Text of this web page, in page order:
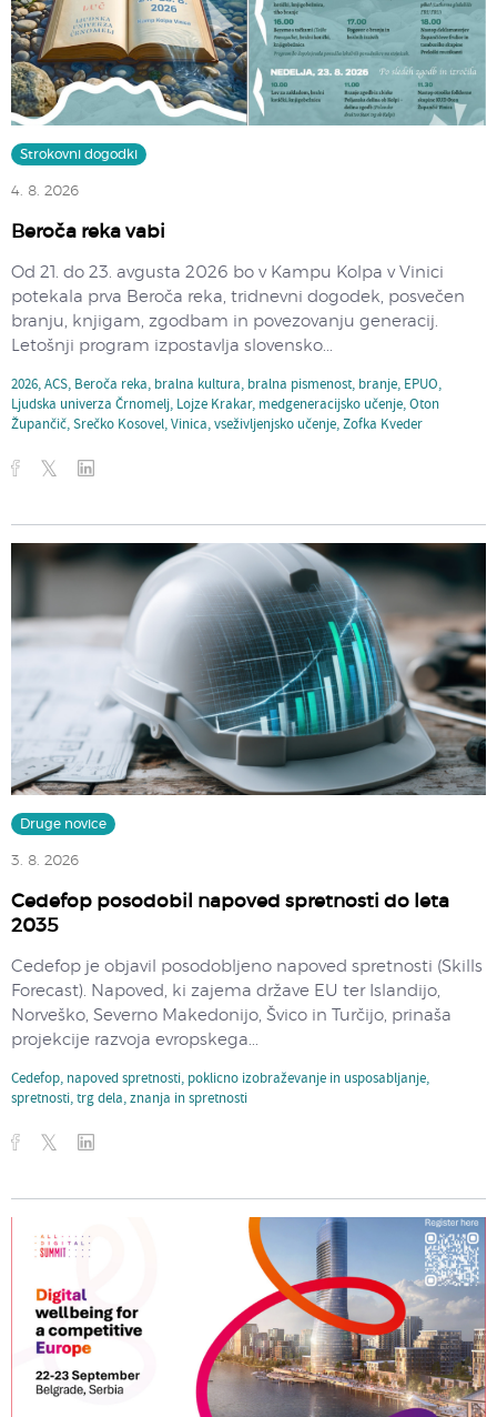
Strokovni dogodki
4. 8. 2026
Beroča reka vabi
Od 21. do 23. avgusta 2026 bo v Kampu Kolpa v Vinici
potekala prva Beroča reka, tridnevni dogodek, posvečen
branju, knjigam, zgodbam in povezovanju generacij.
Letošnji program izpostavlja slovensko...
2026,ACS, Beroča reka, bralna kultura, bralna pismenost, branje, EPUO,
Ljudska univerza Črnomelj, Lojze Krakar, medgeneracijsko učenje,Oton
Župančič,Srečko Kosovel,Vinica,vseživljenjsko učenje,Zofka Kveder
Druge novice
3. 8. 2026
Cedefop posodobil napoved spretnosti do leta
2035
Cedefop je objavil posodobljeno napoved spretnosti (Skills
Forecast). Napoved, ki zajema države EU ter Islandijo,
Norveško, Severno Makedonijo, Švico in Turčijo, prinaša
projekcije razvoja evropskega...
Cedefop, napoved spretnosti, poklicno izobraževanje in usposabljanje,
spretnosti,trg dela,znanja in spretnosti